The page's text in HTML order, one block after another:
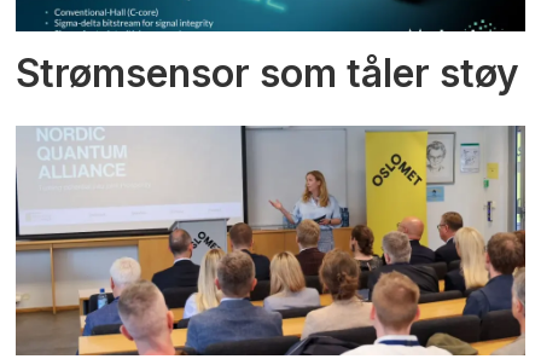
Strømsensor som tåler støy